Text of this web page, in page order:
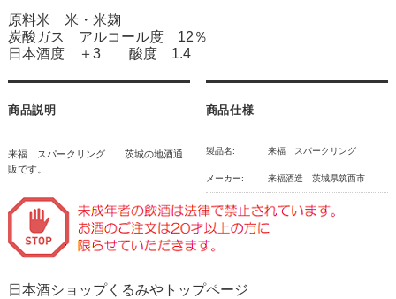
原料米 米・米麹
炭酸ガス アルコール度 12％
日本酒度 ＋3 酸度 1.4
商品説明
来福 スパークリング 茨城の地酒通
販です。
商品仕様
製品名: 来福 スパークリング
メーカー: 来福酒造 茨城県筑西市
日本酒ショップくるみやトップページ